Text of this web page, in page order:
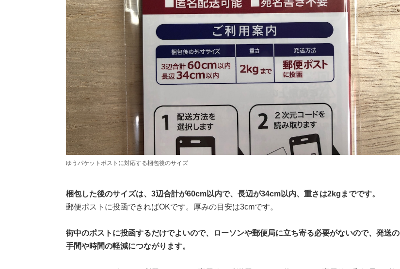
ゆうパケットポストに対応する梱包後のサイズ
梱包した後のサイズは、3辺合計が60cm以内で、長辺が34cm以内、重さは2kgまでです。
郵便ポストに投函できればOKです。厚みの目安は3cmです。
街中のポストに投函するだけでよいので、ローソンや郵便局に立ち寄る必要がないので、発送の
手間や時間の軽減につながります。